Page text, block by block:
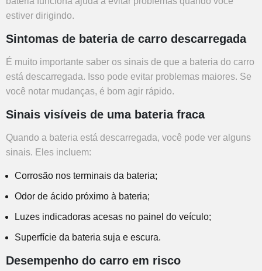
estiver dirigindo.
Sintomas de bateria de carro descarregada
É muito importante saber os sinais de que a bateria do carro
está descarregada. Isso pode evitar problemas maiores. Se
você notar mudanças, é bom agir rápido.
Sinais visíveis de uma bateria fraca
Quando a bateria está descarregada, você pode ver alguns
sinais. Eles incluem:
Corrosão nos terminais da bateria;
Odor de ácido próximo à bateria;
Luzes indicadoras acesas no painel do veículo;
Superfície da bateria suja e escura.
Desempenho do carro em risco